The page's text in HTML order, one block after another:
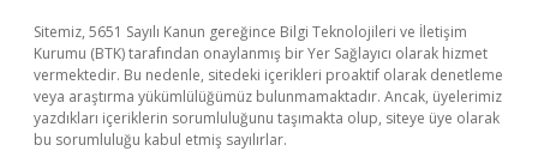
Sitemiz, 5651 Sayılı Kanun gereğince Bilgi Teknolojileri ve İletişim
Kurumu (BTK) tarafından onaylanmış bir Yer Sağlayıcı olarak hizmet
vermektedir. Bu nedenle, sitedeki içerikleri proaktif olarak denetleme
veya araştırma yükümlülüğümüz bulunmamaktadır. Ancak, üyelerimiz
yazdıkları içeriklerin sorumluluğunu taşımakta olup, siteye üye olarak
bu sorumluluğu kabul etmiş sayılırlar.